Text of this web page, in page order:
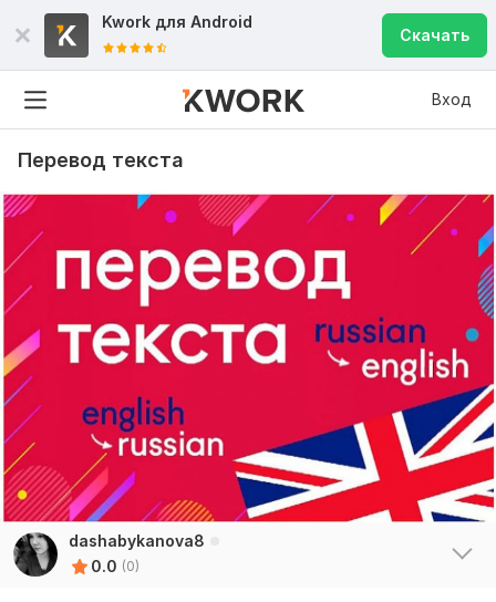
Kwork для Android
Скачать
Вход
Перевод текста
dashabykanova8
0.0 (0)